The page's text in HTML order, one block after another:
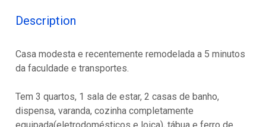
Description
Casa modesta e recentemente remodelada a 5 minutos
da faculdade e transportes.
Tem 3 quartos, 1 sala de estar, 2 casas de banho,
dispensa, varanda, cozinha completamente